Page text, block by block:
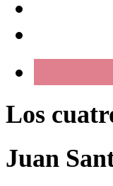
Los
Juan